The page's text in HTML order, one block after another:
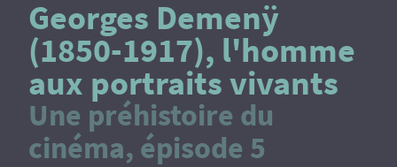
Georges Demenÿ
(1850-1917), l'homme
aux portraits vivants
Une préhistoire du
cinéma, épisode 5